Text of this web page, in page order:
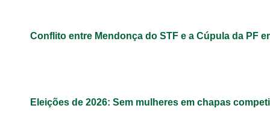
Conflito entre Mendonça do STF e a Cúpula da PF
Eleições de 2026: Sem mulheres em chapas